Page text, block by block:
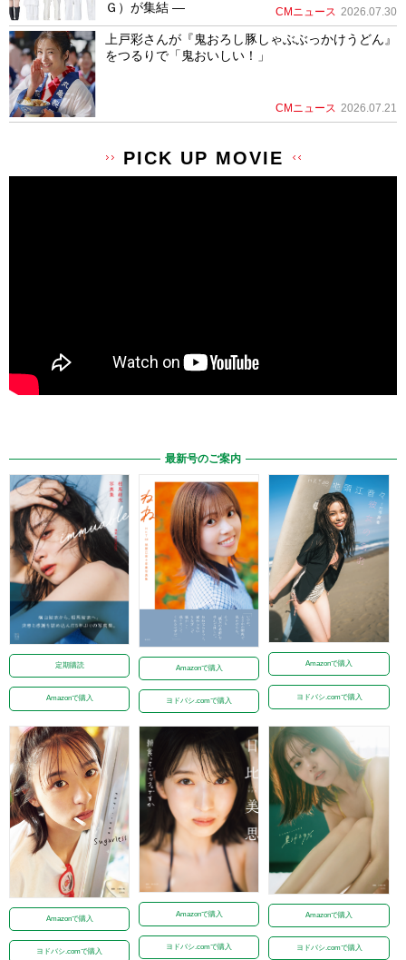
Ｇ）が集結 ―
CMニュース 2026.07.30
上戸彩さんが『鬼おろし豚しゃぶぶっかけうどん』
をつるりで「鬼おいしい！」
CMニュース 2026.07.21
PICK UP MOVIE
最新号のご案内
定期購読
Amazonで購入
Amazonで購入
ヨドバシ.comで購入
Amazonで購入
ヨドバシ.comで購入
Amazonで購入
ヨドバシ.comで購入
Amazonで購入
ヨドバシ.comで購入
Amazonで購入
ヨドバシ.comで購入